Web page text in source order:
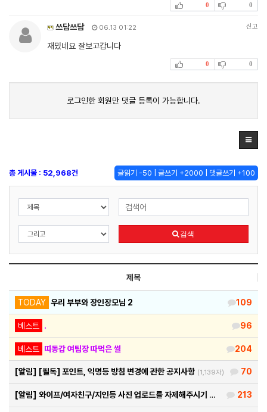
0 0
쓰담쓰담 06.13 01:22 신고
재밌네요 잘보고갑니다
0 0
로그인한 회원만 댓글 등록이 가능합니다.
글읽기 -50 | 글쓰기 +2000 | 댓글쓰기 +100
총 게시물 : 52,968건
검색
제목
TODAY 우리 부부와 장인장모님 2 109
베스트 . 96
베스트 띠동갑 여팀장 따먹은 썰 204
70
[알림] [필독] 포인트, 익명등 방침 변경에 관한 공지사항 (1,139자)
213
[알림] 와이프/여자친구/지인등 사진 업로드를 자제해주시기 바랍… (460자)